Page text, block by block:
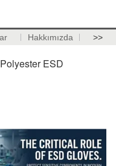
Hakkımızda >>
ESD